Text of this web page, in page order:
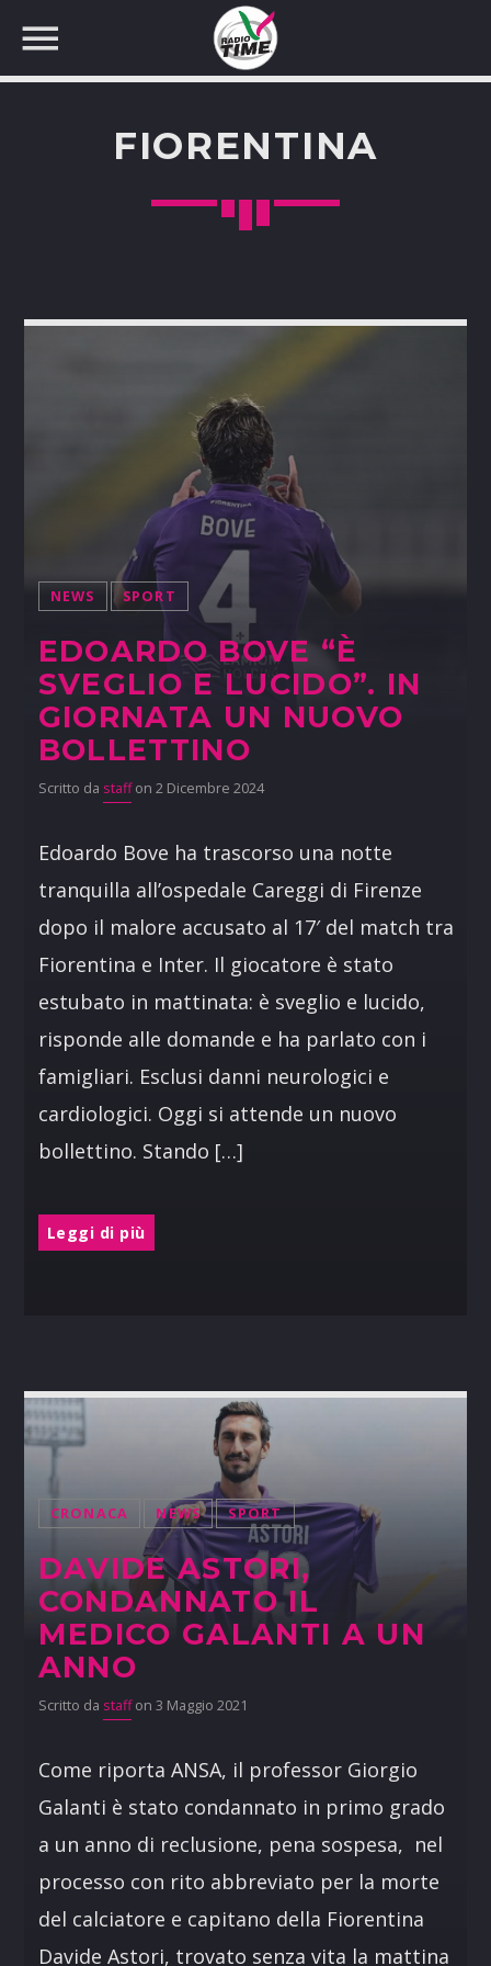
FIORENTINA
NEWS SPORT
EDOARDO BOVE “È
SVEGLIO E LUCIDO”. IN
GIORNATA UN NUOVO
BOLLETTINO
Scritto da staffon 2 Dicembre 2024
Edoardo Bove ha trascorso una notte
tranquilla all’ospedale Careggi di Firenze
dopo il malore accusato al 17′ del match tra
Fiorentina e Inter. Il giocatore è stato
estubato in mattinata: è sveglio e lucido,
risponde alle domande e ha parlato con i
famigliari. Esclusi danni neurologici e
cardiologici. Oggi si attende un nuovo
bollettino. Stando […]
Leggi di più
CRONACA NEWS SPORT
DAVIDE ASTORI,
CONDANNATO IL
MEDICO GALANTI A UN
ANNO
Scritto da staffon 3 Maggio 2021
Come riporta ANSA, il professor Giorgio
Galanti è stato condannato in primo grado
a un anno di reclusione, pena sospesa, nel
processo con rito abbreviato per la morte
del calciatore e capitano della Fiorentina
Davide Astori, trovato senza vita la mattina